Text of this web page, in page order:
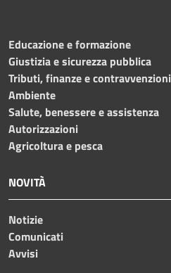
Educazione e formazione
Giustizia e sicurezza pubblica
Tributi, finanze e contravvenzioni
Ambiente
Salute, benessere e assistenza
Autorizzazioni
Agricoltura e pesca
NOVITÀ
Notizie
Comunicati
Avvisi